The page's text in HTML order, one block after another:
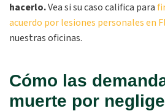
hacerlo.Vea si su caso califica para
acuerdo por lesiones personales en
nuestras oficinas.
Cómo las
muerte por